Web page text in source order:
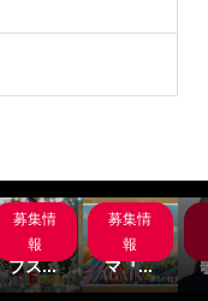
募集情
報
主演募
集‼サ
ブス...
募集情
報
サブス
クシネ
マ『...